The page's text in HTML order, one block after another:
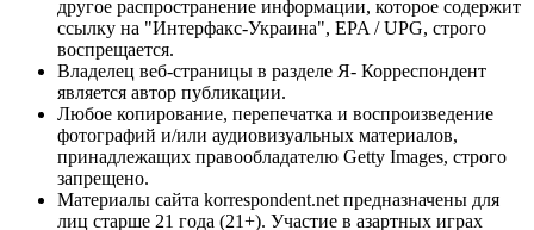
другое распространение информации, которое содержит
ссылку на "Интерфакс-Украина", EPA / UPG, строго
воспрещается.
Владелец веб-страницы в разделе Я- Корреспондент
является автор публикации.
Любое копирование, перепечатка и воспроизведение
фотографий и/или аудиовизуальных материалов,
принадлежащих правообладателю Getty Images, строго
запрещено.
Материалы сайта korrespondent.net предназначены для
лиц старше 21 года (21+). Участие в азартных играх